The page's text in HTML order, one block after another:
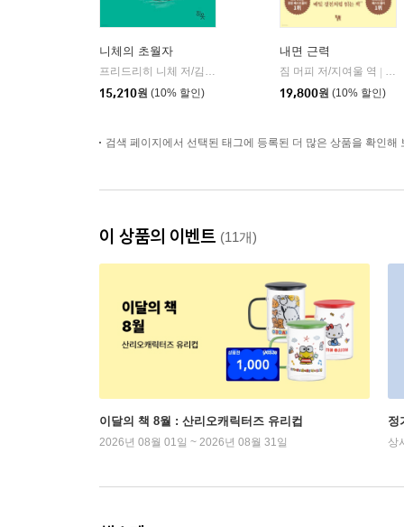
니체의 초월자
프리드리히 니체 저/김철 편역
15,210원 (10% 할인)
내면 근력
짐 머피 저/지여울 역
윌
19,800원 (10% 할인)
검색 페이지에서 선택된 태그에 등록된 더 많은 상품을 확인해
이 상품의 이벤트 (11개)
이달의 책 8월 : 산리오캐릭터즈 유리컵
2026년 08월 01일 ~ 2026년 08월 31일
정
상